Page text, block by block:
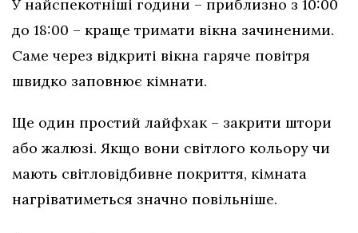
У найспекотніші години – приблизно з 10:00
до 18:00 – краще тримати вікна зачиненими.
Саме через відкриті вікна гаряче повітря
швидко заповнює кімнати.
Ще один простий лайфхак – закрити штори
або жалюзі. Якщо вони світлого кольору чи
мають світловідбивне покриття, кімната
нагріватиметься значно повільніше.